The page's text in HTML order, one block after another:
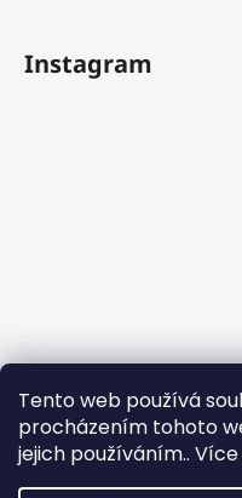
Tento web používá
procházením tohoto
jejich používáním..
Instagram